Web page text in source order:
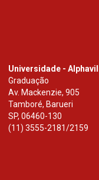
Universidade -
Graduação
Av. Mackenzie, 905
Tamboré, Barueri
SP,06460-130
(11) 3555-2181/2159